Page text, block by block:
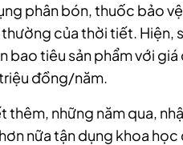
phân bón, thuốc bảo
của thời tiết. Hiện,
bao tiêu sản phẩm với
đồng/năm.
thêm, những năm qua,
nữa tận dụng khoa